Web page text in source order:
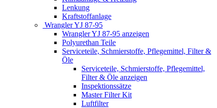
Lenkung
Kraftstoffanlage
Wrangler YJ 87-95
Wrangler YJ 87-95 anzeigen
Polyurethan Teile
Serviceteile, Schmierstoffe, Pflegemittel, Filter &
Öle
Serviceteile, Schmierstoffe, Pflegemittel,
Filter & Öle anzeigen
Inspektionssätze
Master Filter Kit
Luftfilter